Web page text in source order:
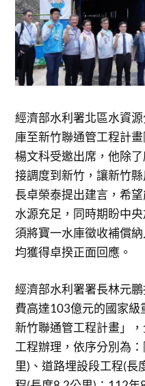
經濟部水利署北區水資
庫至新竹聯通管工程計
楊文科受邀出席，他除
接調度到新竹，讓新竹
長卓榮泰提出建言，希
水源充足，同時期盼中
須將寶一水庫徵收補償
均獲得卓揆正面回應。
經濟部水利署署長林元
費高達103億元的國家級
新竹聯通管工程計畫」
工程辦理，依序分別為
里)、道路埋設段工程(長